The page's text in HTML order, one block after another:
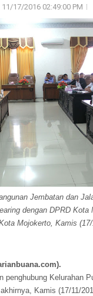
11/17/2016 02:49:00 PM
Jembatan dan
dengan DPRD Kota
Mojokerto, Kamis
penghubung Kelurahan
Kamis (17/11/